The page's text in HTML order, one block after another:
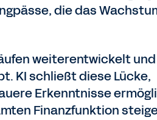
die das
weiterentwickelt und
KI schließt diese Lücke,
Erkenntnisse
Finanzfunktion